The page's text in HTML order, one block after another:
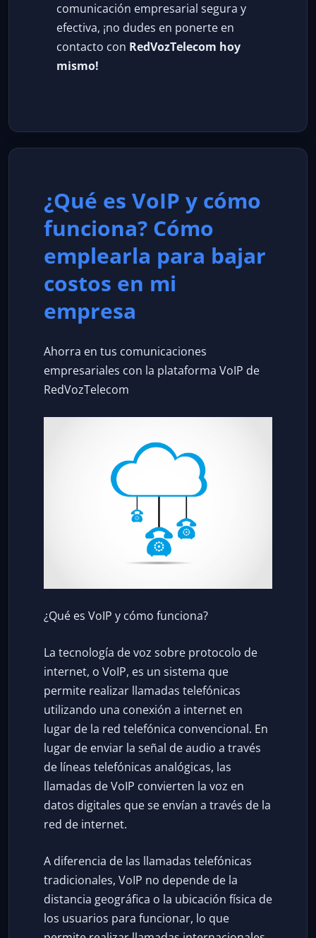
comunicación empresarial segura y
efectiva, ¡no dudes en ponerte en
contacto con RedVozTelecom hoy
mismo!
¿Qué es VoIP y cómo
funciona? Cómo
emplearla para bajar
costos en mi
empresa
Ahorra en tus comunicaciones
empresariales con la plataforma VoIP de
RedVozTelecom
¿Qué es VoIP y cómo funciona?
La tecnología de voz sobre protocolo de
internet, o VoIP, es un sistema que
permite realizar llamadas telefónicas
utilizando una conexión a internet en
lugar de la red telefónica convencional. En
lugar de enviar la señal de audio a través
de líneas telefónicas analógicas, las
llamadas de VoIP convierten la voz en
datos digitales que se envían a través de la
red de internet.
A diferencia de las llamadas telefónicas
tradicionales, VoIP no depende de la
distancia geográfica o la ubicación física de
los usuarios para funcionar, lo que